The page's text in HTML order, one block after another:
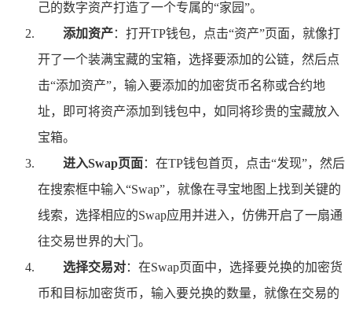
己的数字资产打造了一个专属的“家园”。
添加资产：打开TP钱包，点击“资产”页面，就像打
开了一个装满宝藏的宝箱，选择要添加的公链，然后点
击“添加资产”，输入要添加的加密货币名称或合约地
址，即可将资产添加到钱包中，如同将珍贵的宝藏放入
宝箱。
进入Swap页面：在TP钱包首页，点击“发现”，然后
在搜索框中输入“Swap”，就像在寻宝地图上找到关键的
线索，选择相应的Swap应用并进入，仿佛开启了一扇通
往交易世界的大门。
选择交易对：在Swap页面中，选择要兑换的加密货
币和目标加密货币，输入要兑换的数量，就像在交易的